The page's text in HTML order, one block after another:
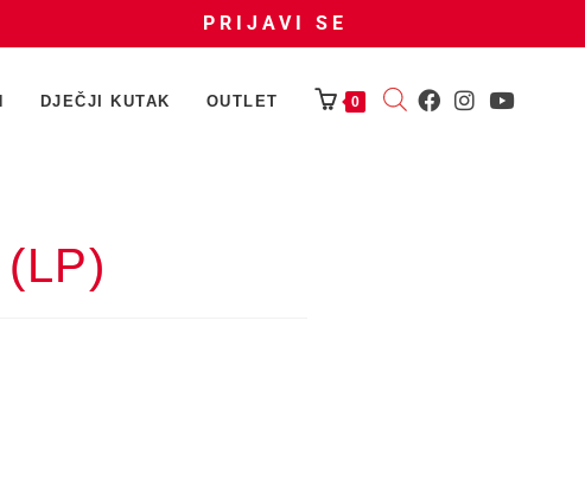
PRIJAVI SE
DJEČJI KUTAK OUTLET 0